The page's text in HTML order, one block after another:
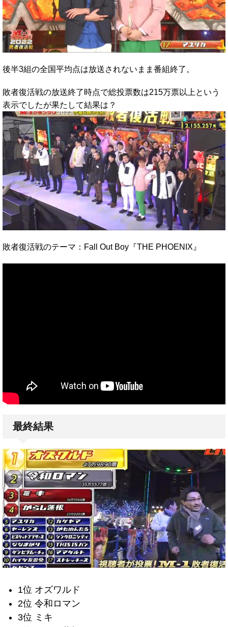
後半3組の全国平均点は放送されないまま番組終了。
敗者復活戦の放送終了時点で総投票数は215万票以上という
表示でしたが果たして結果は？
敗者復活戦のテーマ：Fall Out Boy『THE PHOENIX』
最終結果
1位 オズワルド
2位 令和ロマン
3位 ミキ